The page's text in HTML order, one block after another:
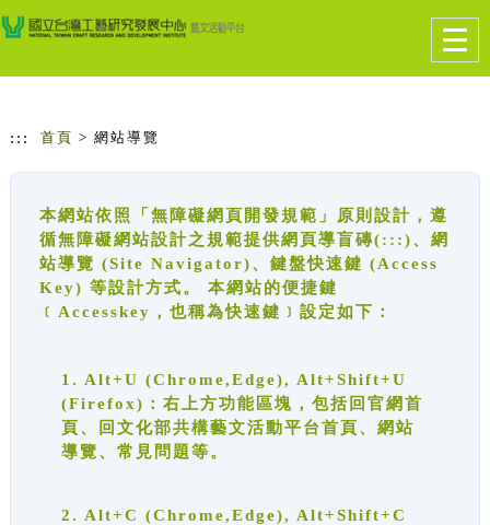
跳到主要內容
網站導覽
::: 首頁 > 網站導覽
本網站依照「無障礙網頁開發規範」原則設計，遵
循無障礙網站設計之規範提供網頁導盲磚(:::)、網
站導覽 (Site Navigator)、鍵盤快速鍵 (Access
Key) 等設計方式。 本網站的便捷鍵
﹝Accesskey，也稱為快速鍵﹞設定如下：
1. Alt+U (Chrome,Edge), Alt+Shift+U
(Firefox)：右上方功能區塊，包括回官網首
頁、回文化部共構藝文活動平台首頁、網站
導覽、常見問題等。
2. Alt+C (Chrome,Edge), Alt+Shift+C